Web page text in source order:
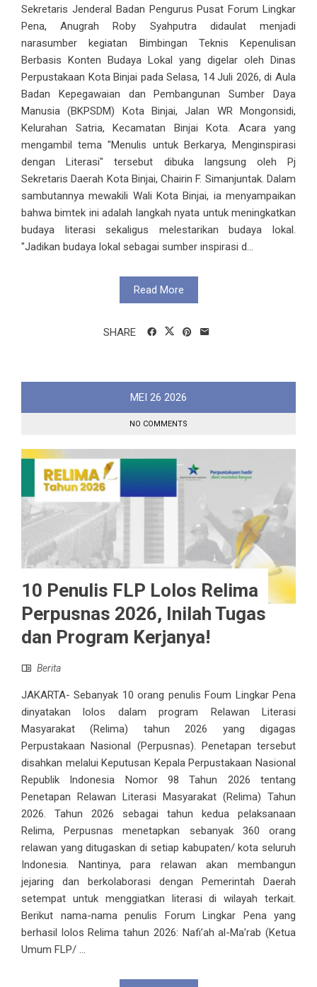
Sekretaris Jenderal Badan Pengurus Pusat Forum Lingkar
Pena, Anugrah Roby Syahputra didaulat menjadi
narasumber kegiatan Bimbingan Teknis Kepenulisan
Berbasis Konten Budaya Lokal yang digelar oleh Dinas
Perpustakaan Kota Binjai pada Selasa, 14 Juli 2026, di Aula
Badan Kepegawaian dan Pembangunan Sumber Daya
Manusia (BKPSDM) Kota Binjai, Jalan WR Mongonsidi,
Kelurahan Satria, Kecamatan Binjai Kota. Acara yang
mengambil tema "Menulis untuk Berkarya, Menginspirasi
dengan Literasi" tersebut dibuka langsung oleh Pj
Sekretaris Daerah Kota Binjai, Chairin F. Simanjuntak. Dalam
sambutannya mewakili Wali Kota Binjai, ia menyampaikan
bahwa bimtek ini adalah langkah nyata untuk meningkatkan
budaya literasi sekaligus melestarikan budaya lokal.
"Jadikan budaya lokal sebagai sumber inspirasi d...
Read More
SHARE
MEI 26 2026
NO COMMENTS
10 Penulis FLP Lolos Relima
Perpusnas 2026, Inilah Tugas
dan Program Kerjanya!
Berita
JAKARTA- Sebanyak 10 orang penulis Foum Lingkar Pena
dinyatakan lolos dalam program Relawan Literasi
Masyarakat (Relima) tahun 2026 yang digagas
Perpustakaan Nasional (Perpusnas). Penetapan tersebut
disahkan melalui Keputusan Kepala Perpustakaan Nasional
Republik Indonesia Nomor 98 Tahun 2026 tentang
Penetapan Relawan Literasi Masyarakat (Relima) Tahun
2026. Tahun 2026 sebagai tahun kedua pelaksanaan
Relima, Perpusnas menetapkan sebanyak 360 orang
relawan yang ditugaskan di setiap kabupaten/ kota seluruh
Indonesia. Nantinya, para relawan akan membangun
jejaring dan berkolaborasi dengan Pemerintah Daerah
setempat untuk menggiatkan literasi di wilayah terkait.
Berikut nama-nama penulis Forum Lingkar Pena yang
berhasil lolos Relima tahun 2026: Nafi’ah al-Ma’rab (Ketua
Umum FLP/ ...